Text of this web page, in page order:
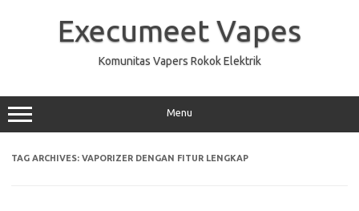
Execumeet Vapes
Komunitas Vapers Rokok Elektrik
Menu
TAG ARCHIVES: VAPORIZER DENGAN FITUR LENGKAP